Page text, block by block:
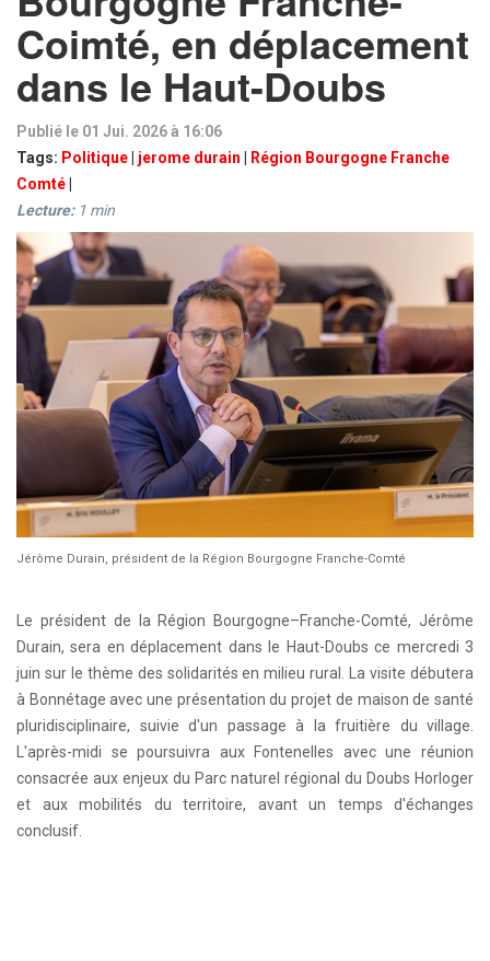
Coimté, en déplacement
dans le Haut-Doubs
Publié le 01 Jui. 2026 à 16:06
Tags: Politique jerome durain
Région Bourgogne Franche
Comté
Lecture: 1 min
Jérôme Durain, président de la Région Bourgogne Franche-Comté
Le président de la Région Bourgogne–Franche-Comté, Jérôme
Durain, sera en déplacement dans le Haut-Doubs ce mercredi 3
juin sur le thème des solidarités en milieu rural. La visite débutera
à Bonnétage avec une présentation du projet de maison de santé
pluridisciplinaire, suivie d'un passage à la fruitière du village.
L'après-midi se poursuivra aux Fontenelles avec une réunion
consacrée aux enjeux du Parc naturel régional du Doubs Horloger
et aux mobilités du territoire, avant un temps d'échanges
conclusif.